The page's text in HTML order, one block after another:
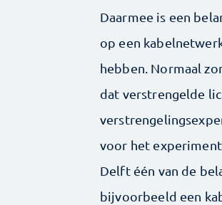
Daarmee is een
op een
hebben. Normaal
dat verstrengelde
voor het
Delft één van de
bijvoorbeeld een